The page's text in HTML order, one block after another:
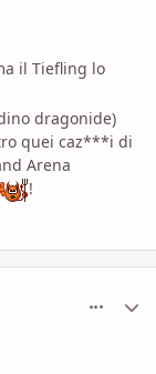
il Tiefling lo
dragonide)
quei caz***i di
Arena
!